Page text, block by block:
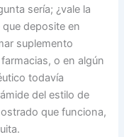
sería; ¿vale la
deposite en
suplemento
o en algún
todavía
del estilo de
que funciona,